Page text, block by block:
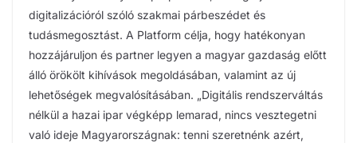
digitalizációról szóló szakmai párbeszédet és
tudásmegosztást. A Platform célja, hogy hatékonyan
hozzájáruljon és partner legyen a magyar gazdaság előtt
álló örökölt kihívások megoldásában, valamint az új
lehetőségek megvalósításában. „Digitális rendszerváltás
nélkül a hazai ipar végképp lemarad, nincs vesztegetni
való ideje Magyarországnak: tenni szeretnénk azért,